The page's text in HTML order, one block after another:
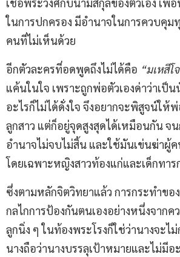
ในการปกครอง มีอำนาจในการควบคุม
คนที่ไม่เห็นด้วย
อีกตัวละครที่อดพูดถึงไม่ได้คือ “มเหสีโ
แค้นในใจ เพราะถูกพ่อตัวเองด่าว่าเป็
อะไรก็ไม่ได้ดั่งใจ จึงอยากจะพิสูจน์ให้
ลูกสาว แต่ก็อยู่จุดสูงสุดได้เหมือนกัน จ
อำนาจไม่จบไม่สิ้น และใช้มันเข่นฆ่าผู้ค
โดยเฉพาะหญิงสาวท้องแก่และเด็กทาร
ซึ่งตามหลักจิตวิทยาแล้ว การกระทำขอ
กลไก­การป้องกันตนเองอย่างหนึ่งจากค
ลูกนิ่ง ๆ ในท้องพระโรงก็ใช่ว่านางจะไ
นางถือว่านางบรรลุเป้าหมายและไม่มีอ